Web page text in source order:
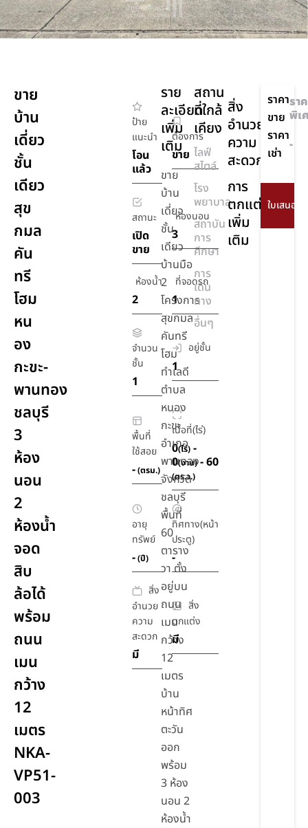
ขาย
บ้าน
เดี่ยว
ชั้น
เดียว
สุข
กมล
คัน
ทรี
โฮม
หน
อง
กะขะ-
พานทอง
ชลบุรี
3
ห้อง
นอน
2
ห้องน้ำ
จอด
สิบ
ล้อได้
พร้อม
ถนน
เมน
กว้าง
12
เมตร
NKA-
VP51-
003
ป้าย
แนะนำ
โอน
แล้ว
ต้องการ
ขาย
สถานะ
เปิด
ขาย
ห้องนอน
3
ห้องน้ำ
2
ที่จอดรถ
1
จำนวน
ชั้น
1
อยู่ชั้น
1
พื้นที่
ใช้สอย
-(ตรม.)
เนื้อที่(ไร่)
0(ไร่) -
0(งาน)- 60
(ตร.ว.)
อายุ
ทรัพย์
-(ปี)
ทิศทาง(หน้า
ประตู)
-
สิ่ง
อำนวย
ความ
สะดวก
มี
สิ่ง
ตกแต่ง
มี
ราย
ละเอียด
เพิ่ม
เติม
ขาย
บ้าน
เดี่ยว
ชั้น
เดียว
บ้านมือ
2
โครงการ
สุขกมล
คันทรี
โฮม
ทำเลดี
ตำบล
หนอง
กะขะ
อำเภอ
พานทอง
จังหวัด
ชลบุรี
พื้นที่
60
ตาราง
วา ตั้ง
อยู่บน
ถนน
เมน
กว้าง
12
เมตร
บ้าน
หน้าทิศ
ตะวัน
ออก
พร้อม
3 ห้อง
นอน 2
ห้องน้ำ
สถาน
ที่ใกล้
เคียง
ไลฟ์
สไตล์
โรง
พยาบาล
สถาบัน
การ
ศึกษา
การ
เดิน
ทาง
อื่นๆ
สิ่ง
อำนวย
ความ
สะดวก
การ
ตกแต่ง
เพิ่ม
เติม
ราคา
ขาย
รา
พิเ
ราคา
เช่า
-